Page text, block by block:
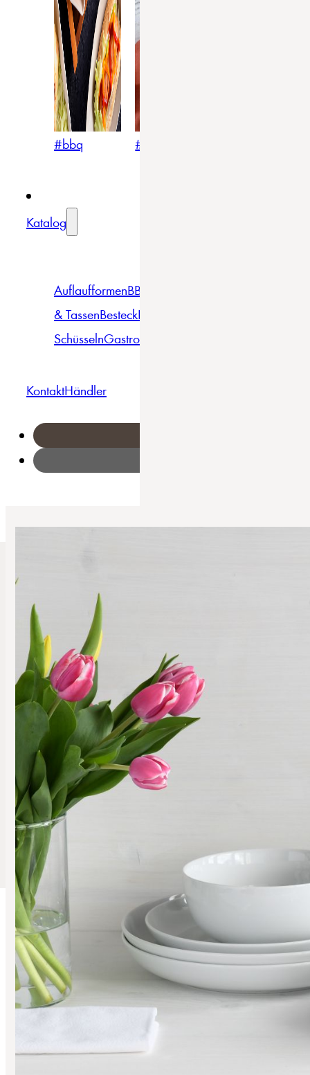
#bbq #blumig
Katalog
AuflaufformenBBQ
& TassenBesteckBowls &
SchüsselnGastro
KontaktHändler